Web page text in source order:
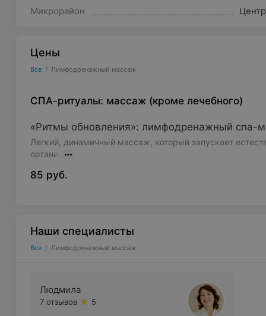
Микрорайон
Центр
Цены
Все / Лимфодренажный массаж
СПА-ритуалы: массаж (кроме лечебного)
«Ритмы обновления»: лимфодренажный спа-
Легкий, динамичный массаж, который запускает
организ
85 руб.
Наши специалисты
Все / Лимфодренажный массаж
Людмила
7 отзывов 5